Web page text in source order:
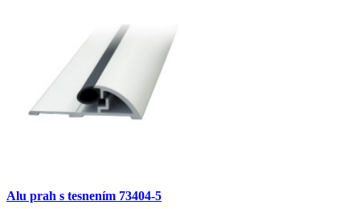
Alu prah s tesnením 73404-5